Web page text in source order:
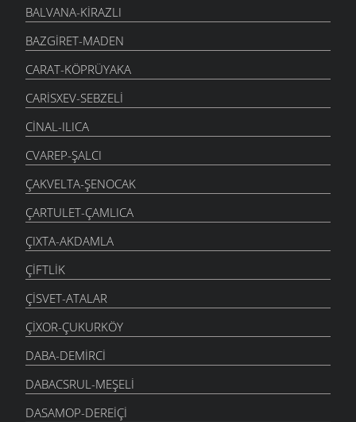
BALVANA-KIRAZLI
BAZGIRET-MADEN
CARAT-KÖPRÜYAKA
CARISXEV-SEBZELI
CINAL-ILICA
CVAREP-ŞALCI
ÇAKVELTA-ŞENOCAK
ÇARTULET-ÇAMLICA
ÇIXTA-AKDAMLA
ÇIFTLIK
ÇISVET-ATALAR
ÇIXOR-ÇUKURKÖY
DABA-DEMIRCI
DABACSRUL-MEŞELI
DASAMOP-DEREIÇI